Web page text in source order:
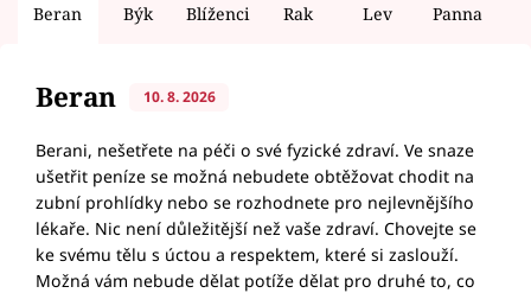
Beran Býk Blíženci Rak Lev Panna
Beran 10. 8. 2026
Berani, nešetřete na péči o své fyzické zdraví. Ve snaze
ušetřit peníze se možná nebudete obtěžovat chodit na
zubní prohlídky nebo se rozhodnete pro nejlevnějšího
lékaře. Nic není důležitější než vaše zdraví. Chovejte se
ke svému tělu s úctou a respektem, které si zaslouží.
Možná vám nebude dělat potíže dělat pro druhé to, co